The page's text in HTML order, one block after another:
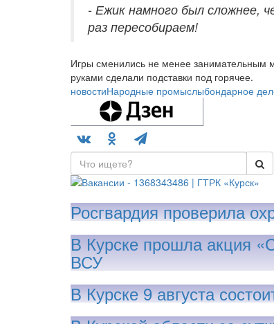
- Ежик намного был сложнее,
раз пересобираем!
Игры сменились не менее занимательным
руками сделали подставки под горячее.
новостиНародные промыслыбондарное
Росгвардия проверила
В Курске прошла акция
ВСУ
В Курске 9 августа